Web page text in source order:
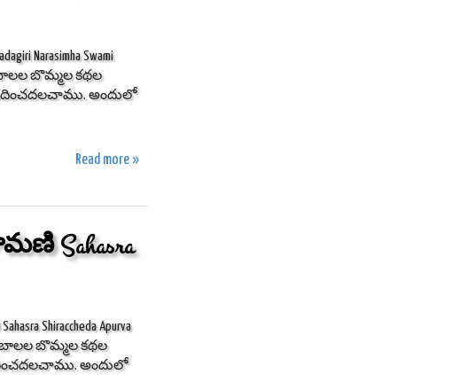
Swami
బాలల బొమ్మల కథల
అందులో
Read more »
Sahasra
Shiraccheda Apurva
బాలల బొమ్మల కథల
అందులో